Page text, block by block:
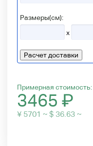
Размеры(см):
x
Расчет доставки
Примерная стоимость:
3465 ₽
¥ 5701 ~ $ 36.63 ~